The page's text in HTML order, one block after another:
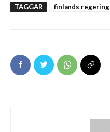
TAGGAR finlands regering